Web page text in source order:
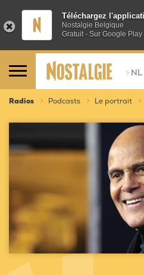
Téléchargez
Nostalgie Belgique
Gratuit - Sur Google Play
> NL
Radios Podcasts Le portrait